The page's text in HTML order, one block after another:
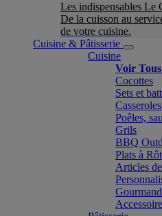
Les indispensables Le
De la cuisson au
de votre cuisine.
Cuisine & Pâtisserie
Cuisine
Voir Tous
Cocottes
Sets et
Poêles,
Grils
BBQ
Plats à
Articles